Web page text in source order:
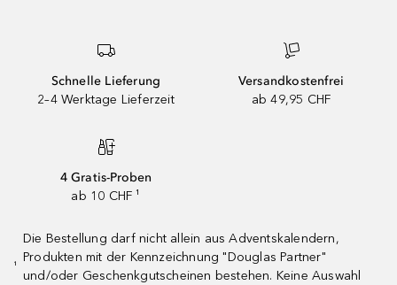
Schnelle Lieferung
2–4 Werktage Lieferzeit
Versandkostenfrei
ab 49,95 CHF
4 Gratis-Proben
ab 10 CHF ¹
¹
Die Bestellung darf nicht allein aus Adventskalendern,
Produkten mit der Kennzeichnung "Douglas Partner"
und/oder Geschenkgutscheinen bestehen. Keine Auswahl